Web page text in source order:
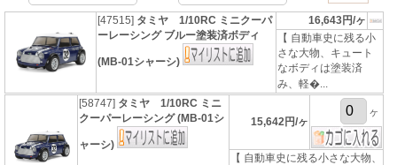
[47515] タミヤ 1/10RC ミニクーパ
ーレーシング ブルー塗装済ボディ
(MB-01シャーシ)
16,643円/ヶ
【 自動車史に残る小
さな大物、キュート
なボディは塗装済
み、軽�...
[58747] タミヤ 1/10RC ミニ
クーパーレーシング (MB-01シ
ャーシ)
15,642円/ヶ
ヶ
【 自動車史に残る小さな大物、